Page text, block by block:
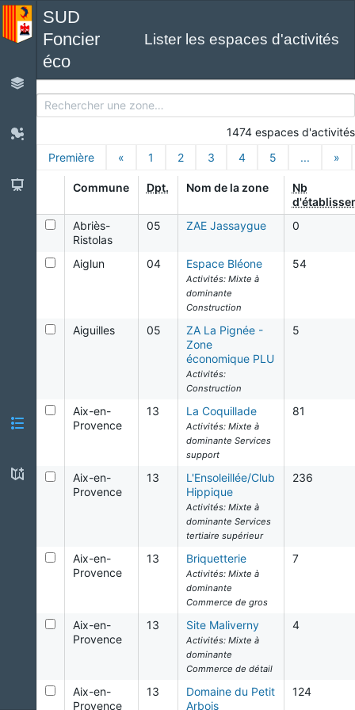
SUD
Foncier
éco
Lister les espaces d'activités
1474 espaces d'activités
Première
« 1 2 3 4 5 ... »
Commune Dpt. Nom de la zone
Nb
Abriès-
Ristolas
05 ZAE Jassaygue 0
Aiglun 04 Espace Bléone
Activités: Mixte à
dominante
Construction
54
Aiguilles 05
ZA La Pignée -
Zone
économique PLU
Activités:
Construction
5
Aix-en-
Provence
13 La Coquillade
Activités: Mixte à
dominante Services
support
81
Aix-en-
Provence
13
L'Ensoleillée/Club
Hippique
Activités: Mixte à
dominante Services
tertiaire supérieur
236
Aix-en-
Provence
13 Briquetterie
Activités: Mixte à
dominante
Commerce de gros
7
Aix-en-
Provence
13 Site Maliverny
Activités: Mixte à
dominante
Commerce de détail
4
Aix-en-
Provence
13
Domaine du Petit
Arbois
124
Navigated to Espaces d'activités